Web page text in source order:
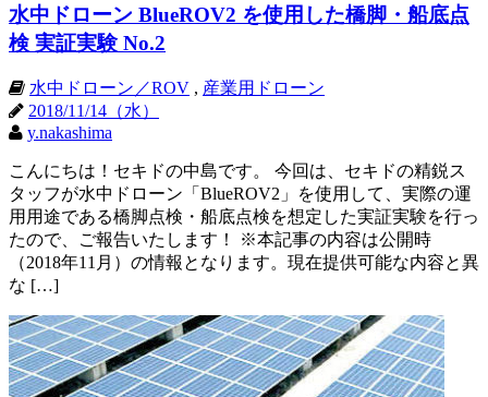
水中ドローン BlueROV2 を使用した橋脚・船底点
検 実証実験 No.2
水中ドローン／ROV , 産業用ドローン
2018/11/14（水）
y.nakashima
こんにちは！セキドの中島です。 今回は、セキドの精鋭ス
タッフが水中ドローン「BlueROV2」を使用して、実際の運
用用途である橋脚点検・船底点検を想定した実証実験を行っ
たので、ご報告いたします！ ※本記事の内容は公開時
（2018年11月）の情報となります。現在提供可能な内容と異
な […]